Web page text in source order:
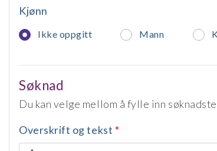
Kjønn
Ikke oppgitt Mann
Søknad
Du kan velge mellom å fylle inn
Overskrift og tekst *